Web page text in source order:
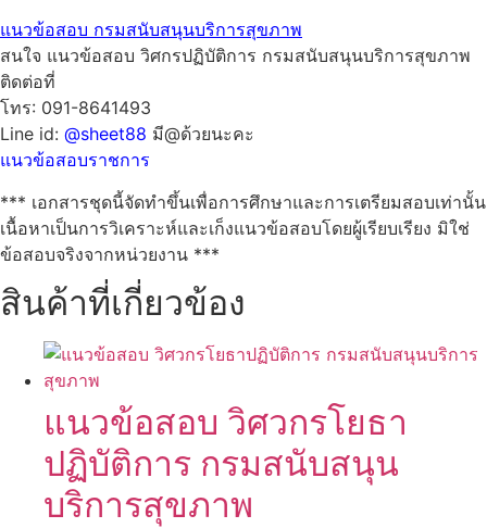
แนวข้อสอบ กรมสนับสนุนบริการสุขภาพ
สนใจ แนวข้อสอบ วิศกรปฏิบัติการ กรมสนับสนุนบริการสุขภาพ
ติดต่อที่
โทร: 091-8641493
Line id: @sheet88 มี@ด้วยนะคะ
แนวข้อสอบราชการ
*** เอกสารชุดนี้จัดทำขึ้นเพื่อการศึกษาและการเตรียมสอบเท่านั้น
เนื้อหาเป็นการวิเคราะห์และเก็งแนวข้อสอบโดยผู้เรียบเรียง มิใช่
ข้อสอบจริงจากหน่วยงาน ***
สินค้าที่เกี่ยวข้อง
แนวข้อสอบ วิศวกรโยธา
ปฏิบัติการ กรมสนับสนุน
บริการสุขภาพ